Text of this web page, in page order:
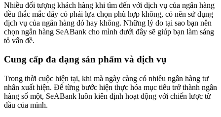
Nhiều đối tượng khách hàng khi tìm đến với dịch vụ của ngân hàng
đều thắc mắc đây có phải lựa chọn phù hợp không, có nên sử dụng
dịch vụ của ngân hàng đó hay không. Những lý do tại sao bạn nên
chọn ngân hàng SeABank cho mình dưới đây sẽ giúp bạn làm sáng
tỏ vấn đề.
Cung cấp đa dạng sản phẩm và dịch vụ
Trong thời cuộc hiện tại, khi mà ngày càng có nhiều ngân hàng tư
nhân xuất hiện. Để từng bước hiện thực hóa mục tiêu trở thành ngân
hàng số một, SeABank luôn kiên định hoạt động với chiến lược từ
đầu của mình.